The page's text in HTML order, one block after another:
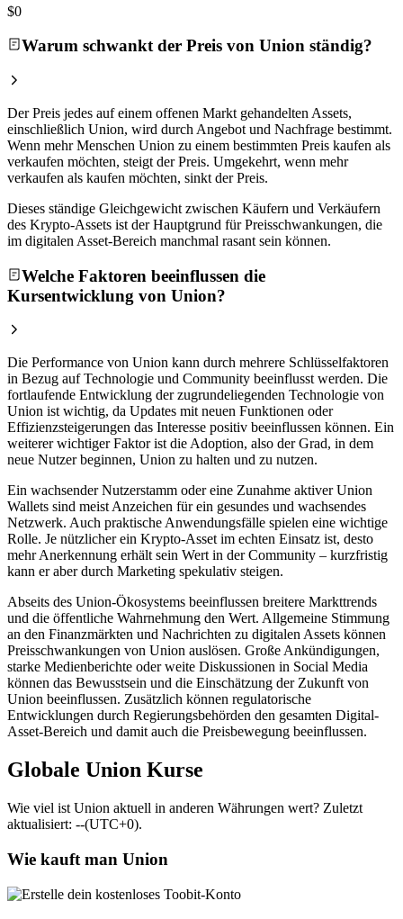
$0
Warum schwankt der Preis von Union ständig?
Der Preis jedes auf einem offenen Markt gehandelten Assets,
einschließlich Union, wird durch Angebot und Nachfrage bestimmt.
Wenn mehr Menschen Union zu einem bestimmten Preis kaufen als
verkaufen möchten, steigt der Preis. Umgekehrt, wenn mehr
verkaufen als kaufen möchten, sinkt der Preis.
Dieses ständige Gleichgewicht zwischen Käufern und Verkäufern
des Krypto-Assets ist der Hauptgrund für Preisschwankungen, die
im digitalen Asset-Bereich manchmal rasant sein können.
Welche Faktoren beeinflussen die
Kursentwicklung von Union?
Die Performance von Union kann durch mehrere Schlüsselfaktoren
in Bezug auf Technologie und Community beeinflusst werden. Die
fortlaufende Entwicklung der zugrundeliegenden Technologie von
Union ist wichtig, da Updates mit neuen Funktionen oder
Effizienzsteigerungen das Interesse positiv beeinflussen können. Ein
weiterer wichtiger Faktor ist die Adoption, also der Grad, in dem
neue Nutzer beginnen, Union zu halten und zu nutzen.
Ein wachsender Nutzerstamm oder eine Zunahme aktiver Union
Wallets sind meist Anzeichen für ein gesundes und wachsendes
Netzwerk. Auch praktische Anwendungsfälle spielen eine wichtige
Rolle. Je nützlicher ein Krypto-Asset im echten Einsatz ist, desto
mehr Anerkennung erhält sein Wert in der Community – kurzfristig
kann er aber durch Marketing spekulativ steigen.
Abseits des Union-Ökosystems beeinflussen breitere Markttrends
und die öffentliche Wahrnehmung den Wert. Allgemeine Stimmung
an den Finanzmärkten und Nachrichten zu digitalen Assets können
Preisschwankungen von Union auslösen. Große Ankündigungen,
starke Medienberichte oder weite Diskussionen in Social Media
können das Bewusstsein und die Einschätzung der Zukunft von
Union beeinflussen. Zusätzlich können regulatorische
Entwicklungen durch Regierungsbehörden den gesamten Digital-
Asset-Bereich und damit auch die Preisbewegung beeinflussen.
Globale Union Kurse
Wie viel ist Union aktuell in anderen Währungen wert? Zuletzt
aktualisiert: --(UTC+0).
Wie kauft man Union